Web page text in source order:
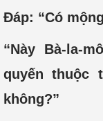
Đáp: “Có
“Này Bà-la-
quyến thuộc
không?”